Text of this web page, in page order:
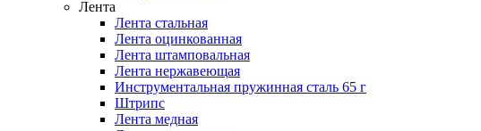
Лента
Лента стальная
Лента оцинкованная
Лента штамповальная
Лента нержавеющая
Инструментальная пружинная сталь 65 г
Штрипс
Лента медная